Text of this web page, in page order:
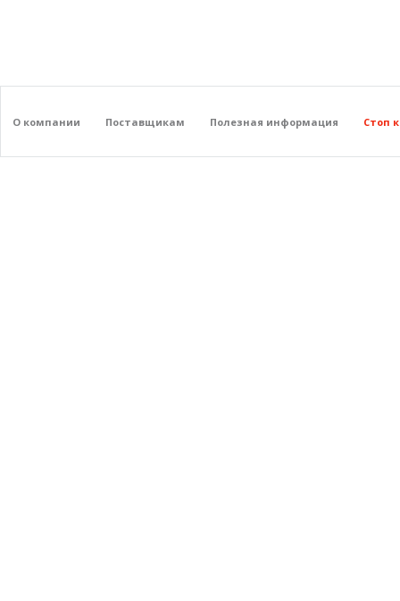
О компании Поставщикам Полезная информация Стоп